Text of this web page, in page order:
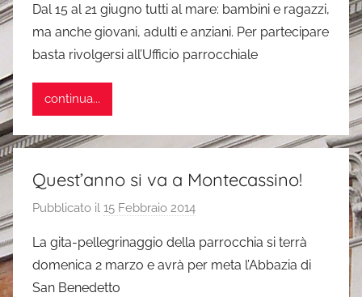
s
i
m
Dal 15 al 21 giugno tutti al mare: bambini e ragazzi,
ma anche giovani, adulti e anziani. Per partecipare
basta rivolgersi all’Ufficio parrocchiale
continua...
Quest’anno si va a Montecassino!
Pubblicato il 15 Febbraio 2014
s
i
La gita-pellegrinaggio della parrocchia si terrà
domenica 2 marzo e avrà per meta l’Abbazia di
San Benedetto